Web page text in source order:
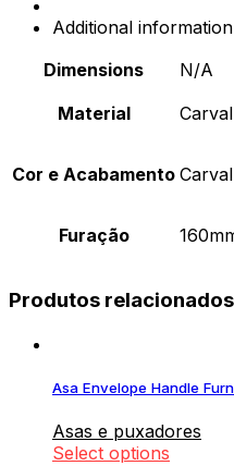
Additional information
Dimensions
N/A
Material
Cor e Acabamento
Furação
Produtos relacionados
Asa Envelope Handle
Asas e puxadores
Select options